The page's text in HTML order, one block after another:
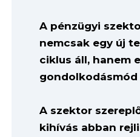
A pénzügyi
nemcsak egy új
ciklus áll, hanem
gondolkodásmód
A szektor
kihívás abban